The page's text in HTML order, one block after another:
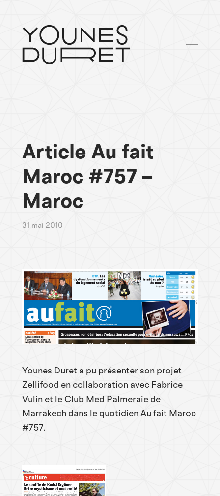
Article Au fait
Maroc #757 –
Maroc
31 mai 2010
Younes Duret a pu présenter son projet
Zellifood en collaboration avec Fabrice
Vulin et le Club Med Palmeraie de
Marrakech dans le quotidien Au fait Maroc
#757.